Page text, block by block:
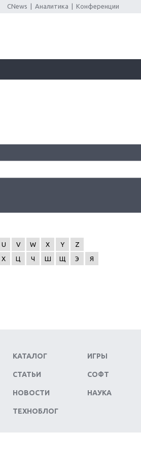
CNews Аналитика Конференции
U V W X Y
Z
Х Ц Ч Ш Щ Э
Я
КАТАЛОГ
СТАТЬИ
НОВОСТИ
ТЕХНОБЛОГ
ИГРЫ
СОФТ
НАУКА